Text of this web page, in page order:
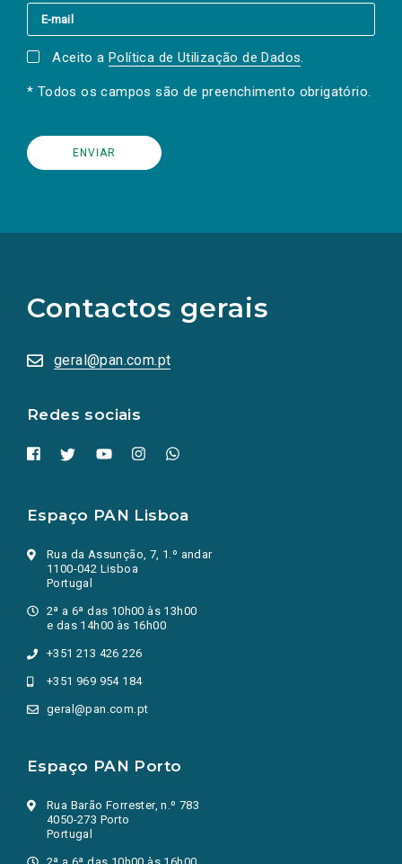
Aceito a Política de Utilização de Dados.
* Todos os campos são de preenchimento obrigatório.
Contactos gerais
geral@pan.com.pt
Redes sociais
redes
sociais
numa
nova
Espaço PAN Lisboa
Rua da Assunção, 7, 1.º andar
1100-042 Lisboa
Portugal
2ª a 6ª das 10h00 às 13h00
e das 14h00 às 16h00
+351 213 426 226
+351 969 954 184
geral@pan.com.pt
Espaço PAN Porto
Rua Barão Forrester, n.º 783
4050-273 Porto
Portugal